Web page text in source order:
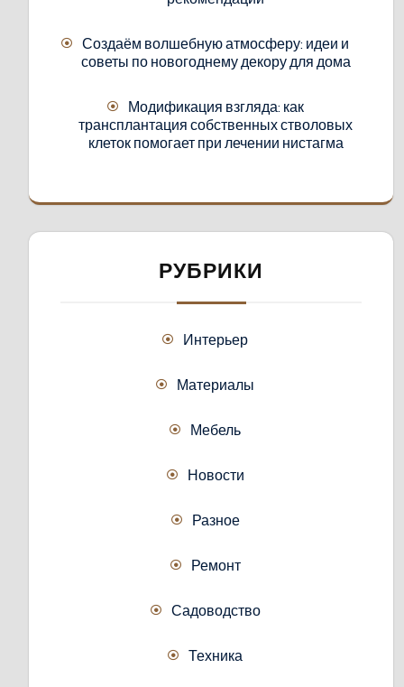
Создаём волшебную атмосферу: идеи и
советы по новогоднему декору для дома
Модификация взгляда: как
трансплантация собственных стволовых
клеток помогает при лечении нистагма
РУБРИКИ
Интерьер
Материалы
Мебель
Новости
Разное
Ремонт
Садоводство
Техника